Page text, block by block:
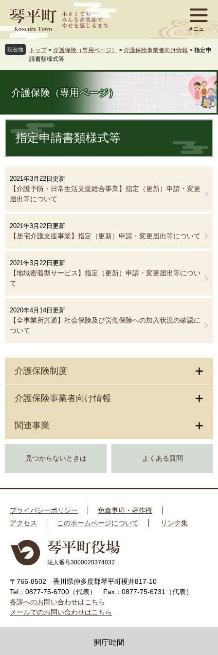
ジ
先
頭
ュ
を
飛
現在地 トップ > 介護保険（専用ページ） > 介護保険事業者向け情報 > 指定申
請書類様式等
介護保険（専用ページ）
文 指定申請書類様式等
2021年3月22日更新
【介護予防・日常生活支援総合事業】指定（更新）申請・変更
届出等について
2021年3月22日更新
【居宅介護支援事業】指定（更新）申請・変更届出等について
2021年3月22日更新
【地域密着型サービス】指定（更新）申請・変更届出等につい
て
2020年4月14日更新
【全事業所共通】社会保険及び労働保険への加入状況の確認に
ついて
介護保険制度
介護保険事業者向け情報
関連事業
見つからないときは よくある質問
プライバシーポリシー
免責事項・著作権
アクセス
このホームページについて リンク集
法人番号3000020374032
〒766-8502 香川県仲多度郡琴平町榎井817-10
Tel：0877-75-6700（代表）
Fax：0877-75-6731（代表）
各課へのお問い合わせはこちら
メールでのお問い合わせはこちら
開庁時間